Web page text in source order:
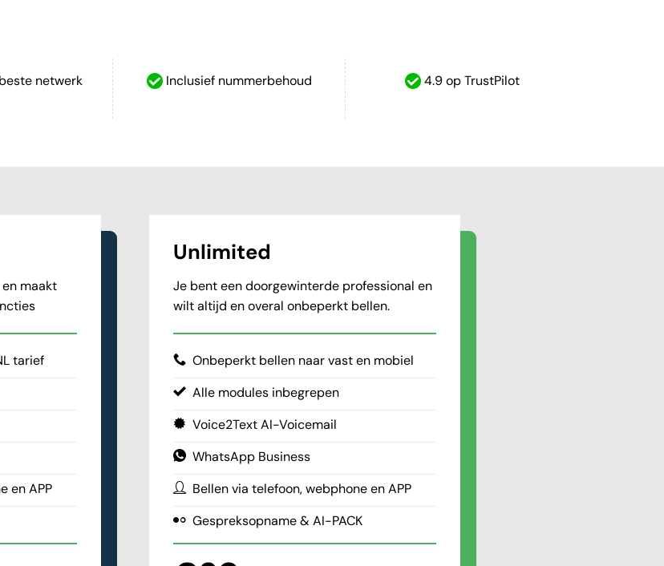
netwerk Inclusief nummerbehoud 4.9 op TrustPilot
maakt
tarief
en APP
Unlimited
Je bent een doorgewinterde professional en
wilt altijd en overal onbeperkt bellen.
Onbeperkt bellen naar vast en mobiel
Alle modules inbegrepen
Voice2Text AI-Voicemail
WhatsApp Business
Bellen via telefoon, webphone en APP
Gespreksopname & AI-PACK